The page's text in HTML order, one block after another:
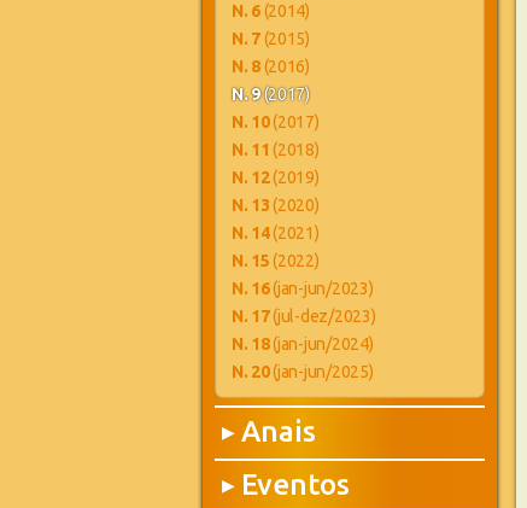
N. 6(2014)
N. 7(2015)
N. 8(2016)
N. 9(2017)
N. 10(2017)
N. 11 (2018)
N. 12(2019)
N. 13(2020)
N. 14(2021)
N. 15(2022)
N. 16(jan-jun/2023)
N. 17(jul-dez/2023)
N. 18(jan-jun/2024)
N. 20(jan-jun/2025)
▶ Anais
▶ Eventos